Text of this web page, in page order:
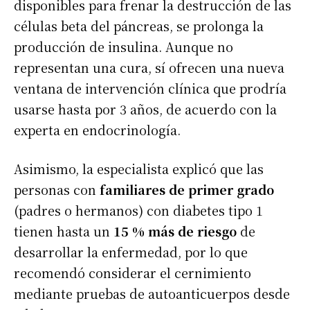
disponibles para frenar la destrucción de las
células beta del páncreas, se prolonga la
producción de insulina. Aunque no
representan una cura, sí ofrecen una nueva
ventana de intervención clínica que prodría
usarse hasta por 3 años, de acuerdo con la
experta en endocrinología.
Asimismo, la especialista explicó que las
personas con familiares de primer grado
(padres o hermanos) con diabetes tipo 1
tienen hasta un 15 % más de riesgo de
desarrollar la enfermedad, por lo que
recomendó considerar el cernimiento
mediante pruebas de autoanticuerpos desde